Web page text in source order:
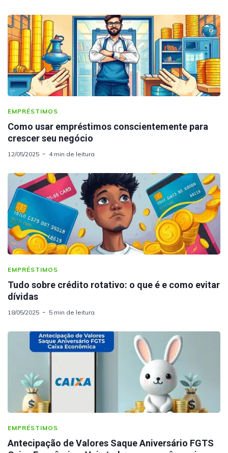
EMPRÉSTIMOS
Como usar empréstimos conscientemente para
crescer seu negócio
12/05/2025 4 min de leitura
EMPRÉSTIMOS
Tudo sobre crédito rotativo: o que é e como evitar
dívidas
18/05/2025 5 min de leitura
EMPRÉSTIMOS
Antecipação de Valores Saque Aniversário FGTS